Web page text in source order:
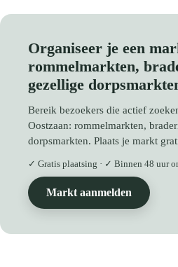
Organiseer je een
rommelmarkten,
gezellige
Bereik bezoekers die actief
Oostzaan: rommelmarkten,
dorpsmarkten. Plaats je markt
✓ Gratis plaatsing · ✓ Binnen 48 uur
Markt aanmelden